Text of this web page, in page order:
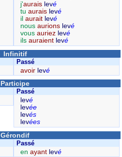
j'aurais levé
tuaurais levé
ilaurait levé
nousaurions levé
vousauriez levé
ilsauraient levé
Infinitif
Passé
avoir levé
Participe
Passé
levé
levée
levés
levées
Gérondif
Passé
enayant levé